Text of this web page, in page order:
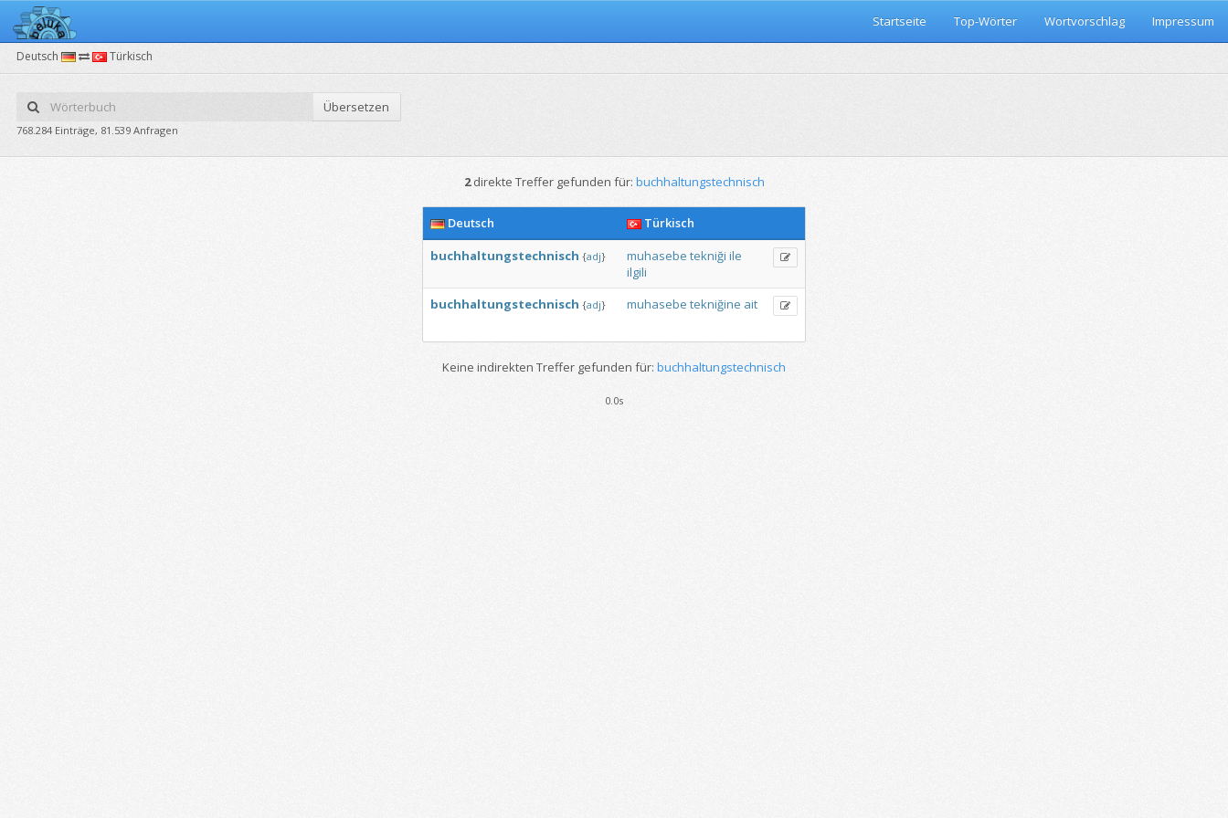
Startseite Top-Wörter Wortvorschlag Impressum
Deutsch Türkisch
Übersetzen
768.284 Einträge, 81.539 Anfragen
2direkte Treffer gefunden für: buchhaltungstechnisch
Deutsch
Türkisch
buchhaltungstechnisch {adj} muhasebe tekniği ile
ilgili
buchhaltungstechnisch {adj} muhasebe tekniğine ait
Keine indirekten Treffer gefunden für: buchhaltungstechnisch
0.0s